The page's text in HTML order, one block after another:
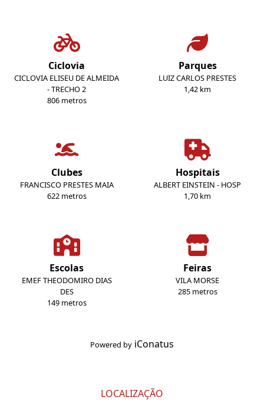
Ciclovia
CICLOVIA ELISEU DE ALMEIDA
- TRECHO 2
806 metros
Parques
LUIZ CARLOS PRESTES
1,42 km
Clubes
FRANCISCO PRESTES MAIA
622 metros
Hospitais
ALBERT EINSTEIN - HOSP
1,70 km
Escolas
EMEF THEODOMIRO DIAS
DES
149 metros
Feiras
VILA MORSE
285 metros
Powered by iConatus
LOCALIZAÇÃO